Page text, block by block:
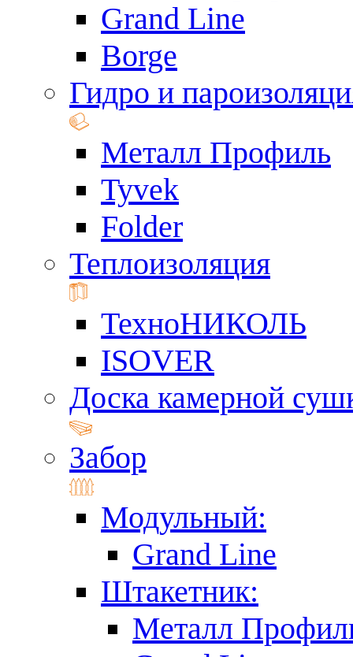
Grand Line
Borge
Гидро и
Металл Профиль
Tyvek
Folder
Теплоизоляция
ТехноНИКОЛЬ
ISOVER
Доска камерной
Забор
Модульный:
Grand Line
Штакетник:
Металл